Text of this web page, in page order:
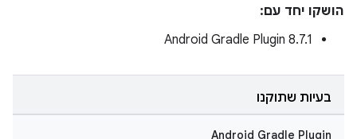
הושקו יחד עם:
Android Gradle Plugin 8.7.1
בעיות שתוקנו
Android Gradle Plugin